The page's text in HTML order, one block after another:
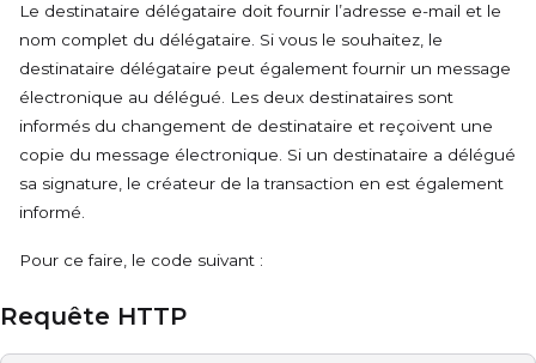
Le destinataire délégataire doit fournir l’adresse e-mail et le
nom complet du délégataire. Si vous le souhaitez, le
destinataire délégataire peut également fournir un message
électronique au délégué. Les deux destinataires sont
informés du changement de destinataire et reçoivent une
copie du message électronique. Si un destinataire a délégué
sa signature, le créateur de la transaction en est également
informé.
Pour ce faire, le code suivant :
Requête HTTP